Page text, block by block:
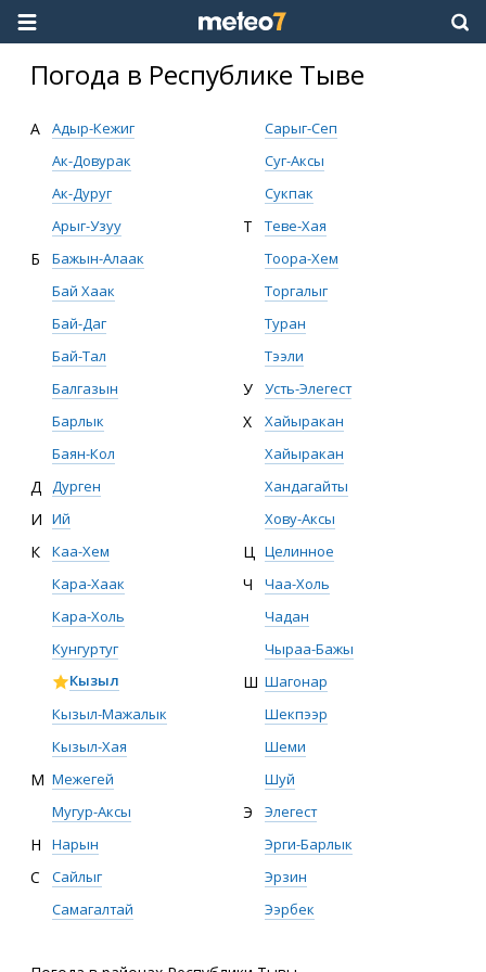
Погода в Республике Тыве
А
Адыр-Кежиг
Ак-Довурак
Ак-Дуруг
Арыг-Узуу
Б
Бажын-Алаак
Бай Хаак
Бай-Даг
Бай-Тал
Балгазын
Барлык
Баян-Кол
Д Дурген
И Ий
К
Каа-Хем
Кара-Хаак
Кара-Холь
Кунгуртуг
Кызыл
Кызыл-Мажалык
Кызыл-Хая
М Межегей
Мугур-Аксы
Н Нарын
С
Сайлыг
Самагалтай
Сарыг-Сеп
Суг-Аксы
Сукпак
Т
Теве-Хая
Тоора-Хем
Торгалыг
Туран
Тээли
У Усть-Элегест
Х
Хайыракан
Хайыракан
Хандагайты
Хову-Аксы
Ц Целинное
Ч
Чаа-Холь
Чадан
Чыраа-Бажы
Ш Шагонар
Шекпээр
Шеми
Шуй
Э
Элегест
Эрги-Барлык
Эрзин
Ээрбек